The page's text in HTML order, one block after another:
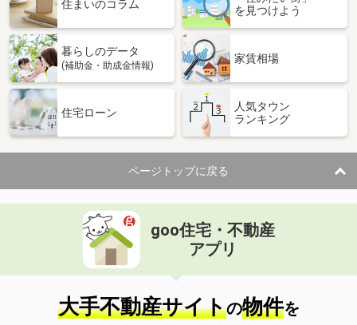
住まいのコラム
を見つけよう
暮らしのデータ
(補助金・助成金情報)
家賃相場
住宅ローン
人気タウン
ランキング
ページトップに戻る
goo住宅・不動産
アプリ
大手不動産サイトの物件を